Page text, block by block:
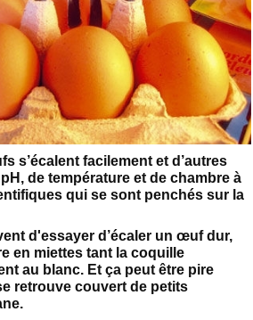
s’écalent facilement et d’autres
de température et de chambre à
qui se sont penchés sur la
d'essayer d’écaler un œuf dur,
en miettes tant la coquille
au blanc. Et ça peut être pire
retrouve couvert de petits